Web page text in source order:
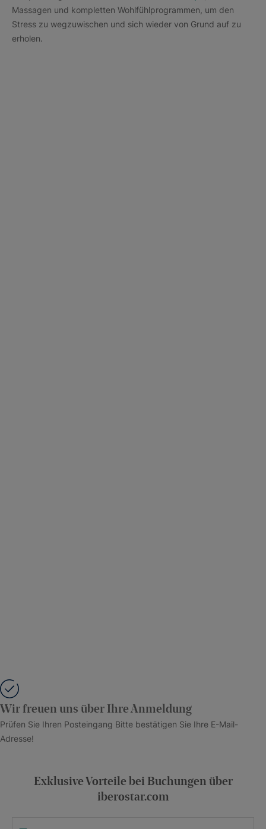
Massagen und kompletten Wohlfühlprogrammen, um den
Stress zu wegzuwischen und sich wieder von Grund auf zu
erholen.
Wir freuen uns über Ihre Anmeldung
Prüfen Sie Ihren Posteingang Bitte bestätigen Sie Ihre E-Mail-
Adresse!
Exklusive Vorteile bei Buchungen über
iberostar.com